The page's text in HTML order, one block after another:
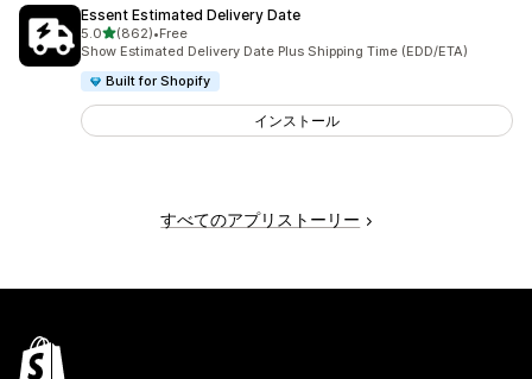
Essent Estimated Delivery Date
5.05つ星中
(862)
合計レビュー数：862件
•Free
Show Estimated Delivery Date Plus Shipping Time (EDD/ETA)
Built for Shopify
インストール
すべてのアプリストーリー